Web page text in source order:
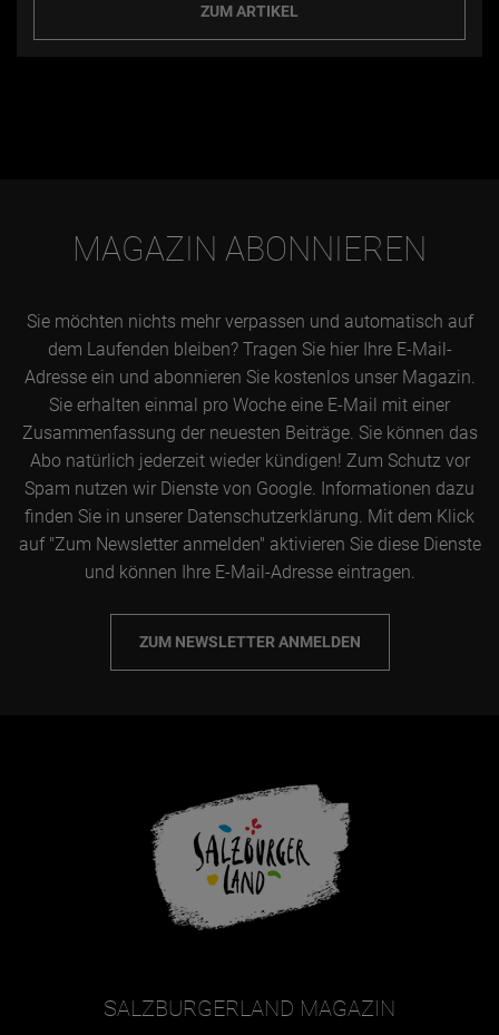
ZUM ARTIKEL
MAGAZIN ABONNIEREN
Sie möchten nichts mehr verpassen und automatisch auf
dem Laufenden bleiben? Tragen Sie hier Ihre E-Mail-
Adresse ein und abonnieren Sie kostenlos unser Magazin.
Sie erhalten einmal pro Woche eine E-Mail mit einer
Zusammenfassung der neuesten Beiträge. Sie können das
Abo natürlich jederzeit wieder kündigen! Zum Schutz vor
Spam nutzen wir Dienste von Google. Informationen dazu
finden Sie in unserer Datenschutzerklärung. Mit dem Klick
auf "Zum Newsletter anmelden" aktivieren Sie diese Dienste
und können Ihre E-Mail-Adresse eintragen.
ZUM NEWSLETTER ANMELDEN
SALZBURGERLAND MAGAZIN